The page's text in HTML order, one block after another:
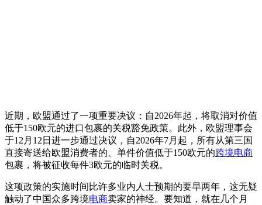
近期，欧盟通过了一项重要决议：自2026年起，将取消对价值
低于150欧元的进口包裹的关税豁免政策。此外，欧盟理事会
于12月12日进一步通过决议，自2026年7月起，所有从第三国
直接寄送给欧盟消费者的、单件价值低于150欧元的跨境电商
包裹，将被征收每件3欧元的临时关税。
这项政策的实施时间比许多业内人士预期的要早两年，这无疑
触动了中国众多跨境电商卖家的神经。要知道，就在几个月